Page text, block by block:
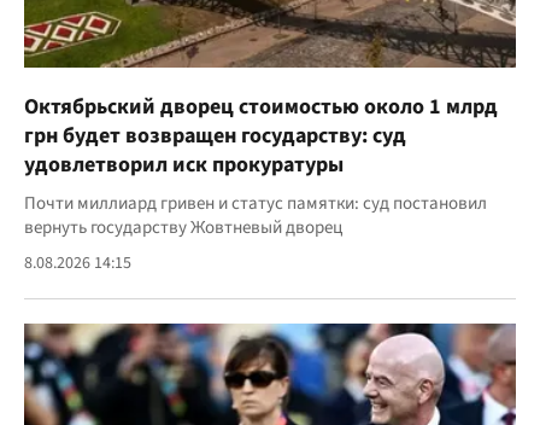
Октябрьский дворец стоимостью около 1 млрд
грн будет возвращен государству: суд
удовлетворил иск прокуратуры
Почти миллиард гривен и статус памятки: суд постановил
вернуть государству Жовтневый дворец
8.08.2026 14:15